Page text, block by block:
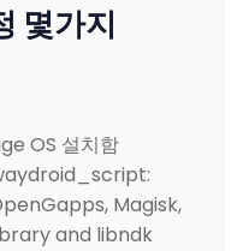
몇가지
OS 설치함
Magisk,
and libndk